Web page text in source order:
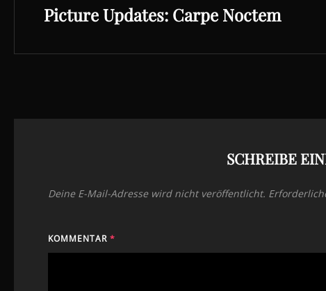
Post
Picture Updates: Carpe Noctem
SCHREIBE
Deine E-Mail-Adresse wird nicht veröffentlicht.
KOMMENTAR *